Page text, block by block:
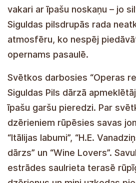
vakari ar īpašu noskaņu – jo
Siguldas pilsdrupās rada
atmosfēru, ko nespēj
opernams pasaulē.
Svētkos darbosies “Operas
Siguldas Pils dārzā
īpašu garšu pieredzi. Par
dzērieniem rūpēsies savas
“Itālijas labumi”, “H.E.
dārzs” un “Wine Lovers”.
estrādes saulrieta terasē